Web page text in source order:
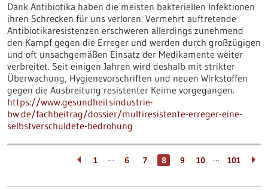
Dank Antibiotika haben die meisten bakteriellen Infektionen
ihren Schrecken für uns verloren. Vermehrt auftretende
Antibiotikaresistenzen erschweren allerdings zunehmend
den Kampf gegen die Erreger und werden durch großzügigen
und oft unsachgemäßen Einsatz der Medikamente weiter
verbreitet. Seit einigen Jahren wird deshalb mit strikter
Überwachung, Hygienevorschriften und neuen Wirkstoffen
gegen die Ausbreitung resistenter Keime vorgegangen.
https://www.gesundheitsindustrie-
bw.de/fachbeitrag/dossier/multiresistente-erreger-eine-
selbstverschuldete-bedrohung
1 … 6 7 8 9 10 … 101